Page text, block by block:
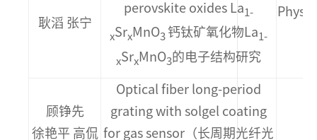
耿滔 张宁
perovskite oxides La 1-
xSrx MnO3 钙钛矿氧化物La 1-
xSrx MnO3的电子结构研究
顾铮先
徐艳平 高侃
Optical fiber long-period
grating with solgel coating
for gas sensor（长周期光纤光